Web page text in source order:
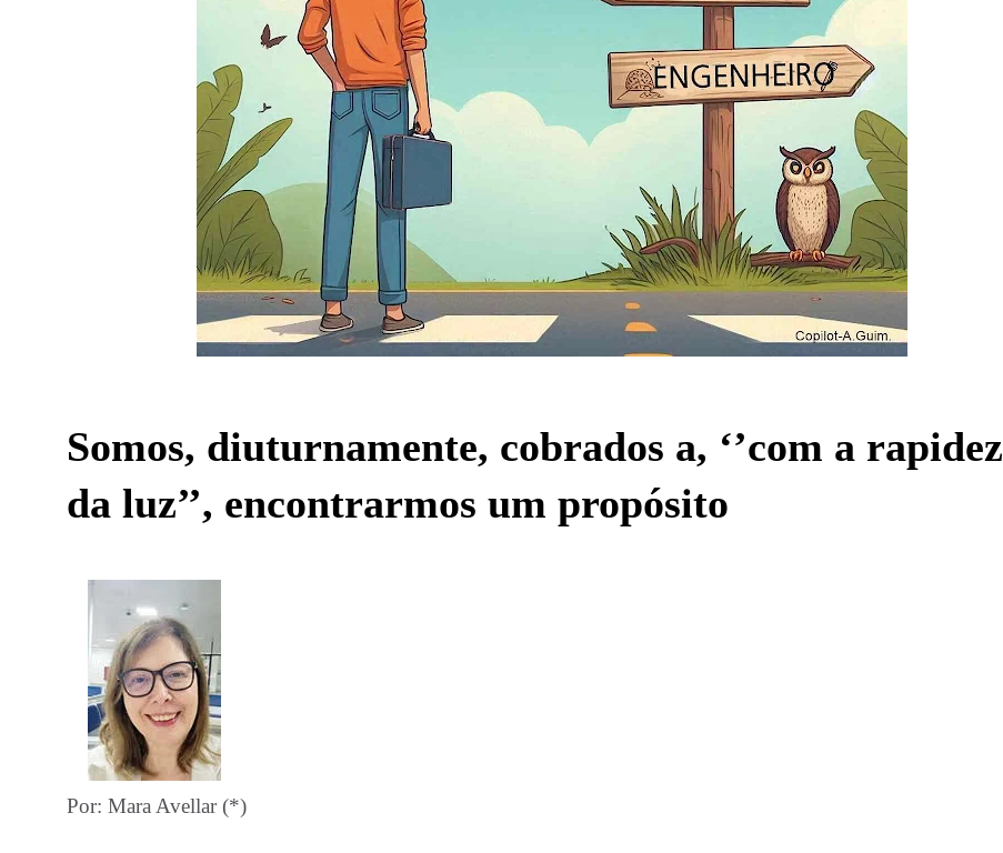
Somos, diuturnamente, cobrados a, ‘’com a rapidez
da luz’’, encontrarmos um propósito
Por: Mara Avellar (*)